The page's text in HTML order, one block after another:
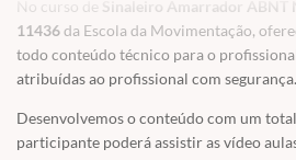
No curso de Sinaleiro Amarrador ABNT
11436da Escola da Movimentação,
todo conteúdo técnico para o
atribuídas ao profissional com segurança.
Desenvolvemos o conteúdo com um
participante poderá assistir as vídeo